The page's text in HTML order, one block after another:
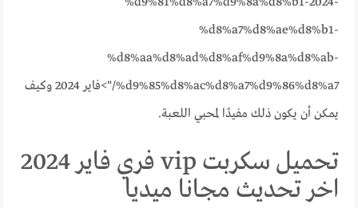
%d8%a7%d8%ae%d8%b1-
%d8%aa%d8%ad%d8%af%d9%8a%d8%ab-
%d9%85%d8%ac%d8%a7%d9%86%d8%a7/">فاير 2024 وكيف
يمكن أن يكون ذلك مفيدًا لمحبي اللعبة.
تحميل سكربت vip فري فاير 2024
اخر تحديث مجانا ميديا